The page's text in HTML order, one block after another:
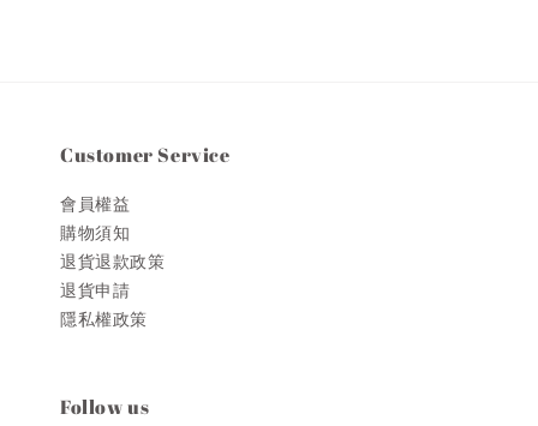
Customer Service
會員權益
購物須知
退貨退款政策
退貨申請
隱私權政策
Follow us